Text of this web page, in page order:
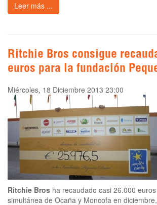
Leer más ...
Ritchie Bros consigue
euros para la fundación
Miércoles, 18 Diciembre 2013 23:00
Ritchie Bros ha recaudado casi 26.000
simultánea de Ocaña y Moncofa en